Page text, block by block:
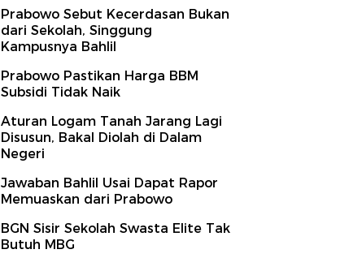
Prabowo Sebut Kecerdasan Bukan
dari Sekolah, Singgung
Kampusnya Bahlil
Prabowo Pastikan Harga BBM
Subsidi Tidak Naik
Aturan Logam Tanah Jarang Lagi
Disusun, Bakal Diolah di Dalam
Negeri
Jawaban Bahlil Usai Dapat Rapor
Memuaskan dari Prabowo
BGN Sisir Sekolah Swasta Elite Tak
Butuh MBG